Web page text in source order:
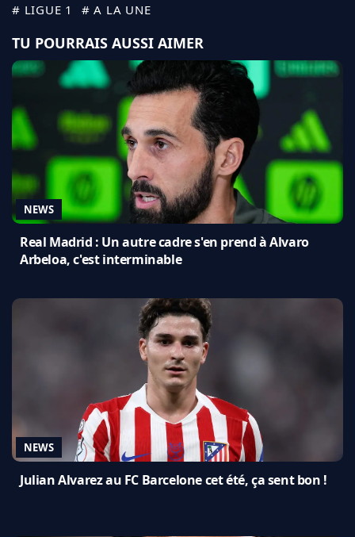
# LIGUE 1 # A LA UNE
TU POURRAIS AUSSI AIMER
NEWS
Real Madrid : Un autre cadre s'en prend à Alvaro
Arbeloa, c'est interminable
NEWS
Julian Alvarez au FC Barcelone cet été, ça sent bon !